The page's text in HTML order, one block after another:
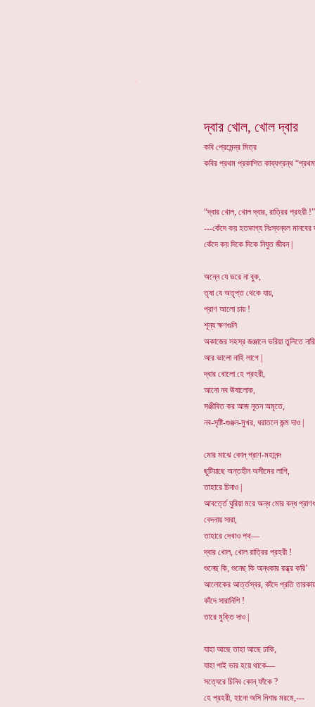
দ্বার খোল, খোল দ্বার
কবি প্রেমেন্দ্র মিত্র
কবির প্রথম প্রকাশিত কাব্যগ্রন্থ
“দ্বার খোল, খোল দ্বার, রাত্রির প্রহরী !”
---কেঁদে কয় হতভাগ্য নিঃস্বন্বল মানবের
কেঁদে কয় দিকে দিকে নিযুত জীবন |
অন্নে যে ভরে না বুক,
তৃষা যে অতৃপ্ত থেকে যায়,
প্রাণ আলো চায় !
শূন্য ক্ষণগুলি
অকাজের সহস্র জঞ্জালে ভরিয়া তুলিতে
আর ভালো নাহি লাগে |
দ্বার খোলো হে প্রহরী,
আনো নব ঊষালোক,
সঞ্জীবিত কর আজ নূতন অমৃতে,
নব-সৃষ্টি-গুঞ্জন-মুখর, ধরাতলে জন্ম দাও |
মোর মাঝে কোন্ প্রাণ-মহানন্দ
ছুটিয়াছে অন্তহীন অসীমের লাগি,
তাহারে চিনাও |
আবর্ত্তে ঘুরিয়া মরে অন্ধ মোর বন্ধ
বেদনায় সারা,
তাহারে দেখাও পথ—
দ্বার খোল, খোল রাত্রির প্রহরী !
শুনেছ কি, শুনেছ কি অন্ধকার রন্ধ্র করি’
আলোকের আর্ত্তস্বর, কাঁদে প্রতি তারকায়
কাঁদে সারানিশি !
তারে মুক্তি দাও |
যাহা আছে তাহা আছে ঢাকি,
যাহা পাই ভার হয়ে থাকে—
সত্যেরে চিনিব কোন্ ফাঁকে ?
হে প্রহরী, হানো অসি নিশার মরমে,---